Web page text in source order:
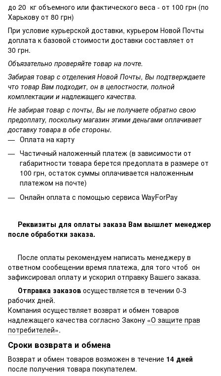
до 20 кг объемного или фактического веса - от 100 грн (по
Харькову от 80 грн)
При условие курьерской доставки, курьером Новой Почты
доплата к базовой стоимости доставки составляет от
30 грн.
Объязательно проверяйте товар на почте.
Забирая товар с отделения Новой Почты, Вы подтверждаете
что товар Вам подходит, он в целостности, полной
комплектации и надлежащего качества.
Не забирая товар с почты, Вы не получаете обратно свою
предоплату, поскольку магазин этими деньгами оплачивает
доставку товара в обе стороны.
Оплата на карту
Частичный наложенный платеж (в зависимости от
габаритности товара берется предоплата в размере от
100 грн, остаток суммы оплачивается наложенным
платежом на почте)
Онлайн оплата с помощью сервиса WayForPay
Реквизиты для оплаты заказа Вам вышлет менеджер
после обработки заказа.
После оплаты рекомендуем написать менеджеру в
ответном сообещении время платежа, для того чтоб он
зафиксировал оплату и ускорил отправку Вашего заказа.
Отправка заказов осуществляется в течении 0-3
рабочих дней.
Компания осуществляет возврат и обмен товаров
надлежащего качества согласно Закону «О защите прав
потребителей».
Сроки возврата и обмена
Возврат и обмен товаров возможен в течение 14 дней
после получения товара покупателем.